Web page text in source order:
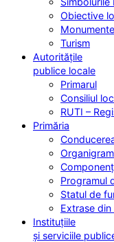
Obiective
Turism
Autoritățile
publice locale
Primarul
Consiliul
RUTI –
Primăria
Programul
Statul de
Extrase
Instituțiile
și serviciile